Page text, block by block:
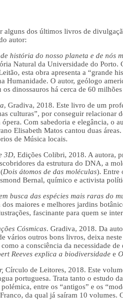
alguns dos últimos livros de
autor:
história do nosso planeta e de nós
Natural da Universidade do
esta obra apresenta a “grande
Humanidade. O autor, geólogo
dinossauros há cerca de 60 milhões
, Gradiva, 2018. Este livro de um
culturas”, por conseguir relacionar
Com sabedoria e elegância, o
Elisabeth Matos cantou duas
de Música locais.
3D, Edições Colibri, 2018. A autora,
da estrutura do DNA, a
Dois átomos de das moléculas). Entre
Bernal, químico e activista
busca das espécies mais raras do
maiores e melhores jardins
fascinante para quem se
Cósmicas. Gradiva, 2018. Da
vários outros bons livros, deixa
a consciência da necessidade
Reeves explica a biodiversidade e
Círculo de Leitores, 2018. Este
portuguesa. Trata tanto o estudo
entre os “antigos” e os
da qual já saíram 10 volumes.